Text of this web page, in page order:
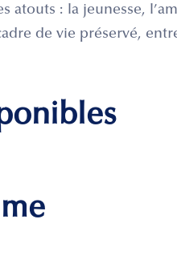
atouts : la jeunesse,
de vie préservé,